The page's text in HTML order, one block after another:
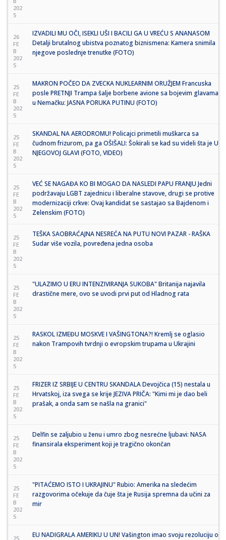
202
5
26
FE
B
202
5
IZVADILI MU OČI, ISEKLI UŠI I BACILI GA U VREĆU S ANANASOM
Detalji brutalnog ubistva poznatog biznismena: Kamera snimila
njegove poslednje trenutke (FOTO)
25
FE
B
202
5
MAKRON POČEO DA ZVECKA NUKLEARNIM ORUŽJEM Francuska
posle PRETNJI Trampa šalje borbene avione sa bojevim glavama
u Nemačku: JASNA PORUKA PUTINU (FOTO)
25
FE
B
202
5
SKANDAL NA AERODROMU! Policajci primetili muškarca sa
čudnom frizurom, pa ga OŠIŠALI: Šokirali se kad su videli šta je U
NJEGOVOJ GLAVI (FOTO, VIDEO)
25
FE
B
202
5
VEĆ SE NAGAĐA KO BI MOGAO DA NASLEDI PAPU FRANJU Jedni
podržavaju LGBT zajednicu i liberalne stavove, drugi se protive
modernizaciji crkve: Ovaj kandidat se sastajao sa Bajdenom i
Zelenskim (FOTO)
25
FE
B
202
5
TEŠKA SAOBRAĆAJNA NESREĆA NA PUTU NOVI PAZAR - RAŠKA
Sudar više vozila, povređena jedna osoba
25
FE
B
202
5
"ULAZIMO U ERU INTENZIVIRANJA SUKOBA" Britanija najavila
drastične mere, ovo se uvodi prvi put od Hladnog rata
25
FE
B
202
5
RASKOL IZMEĐU MOSKVE I VAŠINGTONA?! Kremlj se oglasio
nakon Trampovih tvrdnji o evropskim trupama u Ukrajini
25
FE
B
202
5
FRIZER IZ SRBIJE U CENTRU SKANDALA Devojčica (15) nestala u
Hrvatskoj, iza svega se krije JEZIVA PRIČA: "Kimi mi je dao beli
prašak, a onda sam se našla na granici"
25
FE
B
202
5
Delfin se zaljubio u ženu i umro zbog nesrećne ljubavi: NASA
finansirala eksperiment koji je tragično okončan
25
FE
B
202
5
"PITAĆEMO ISTO I UKRAJINU" Rubio: Amerika na sledećim
razgovorima očekuje da čuje šta je Rusija spremna da učini za
mir
25
EU NADIGRALA AMERIKU U UN! Vašington imao svoju rezoluciju o